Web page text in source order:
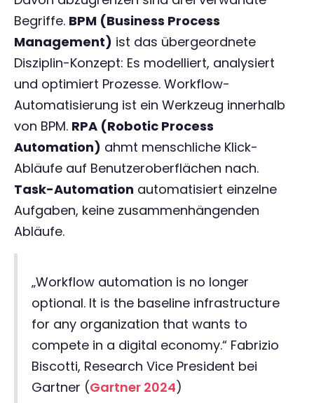
Begriffe. BPM (Business Process
Management) ist das übergeordnete
Disziplin-Konzept: Es modelliert, analysiert
und optimiert Prozesse. Workflow-
Automatisierung ist ein Werkzeug innerhalb
von BPM. RPA (Robotic Process
Automation) ahmt menschliche Klick-
Abläufe auf Benutzeroberflächen nach.
Task-Automation automatisiert einzelne
Aufgaben, keine zusammenhängenden
Abläufe.
„Workflow automation is no longer
optional. It is the baseline infrastructure
for any organization that wants to
compete in a digital economy.“ Fabrizio
Biscotti, Research Vice President bei
Gartner (Gartner 2024)